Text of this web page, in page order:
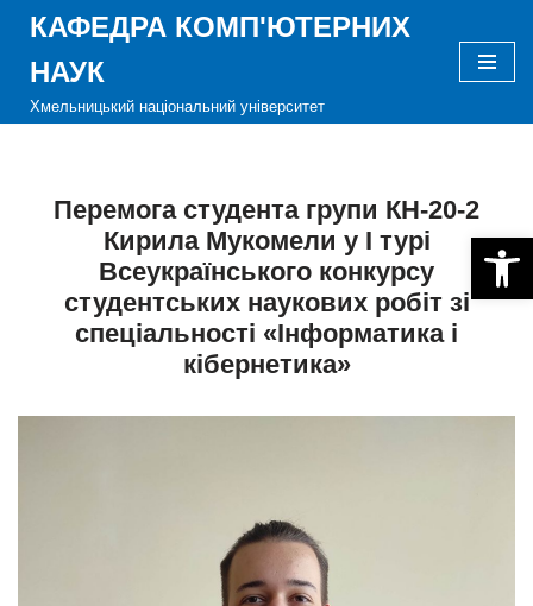
Перейти
вмісту
КАФЕДРА КОМП'ЮТЕРНИХ
НАУК
Хмельницький національний університет
Перемога студента групи КН-20-2
Кирила Мукомели у І турі
Всеукраїнського конкурсу
студентських наукових робіт зі
спеціальності «Інформатика і
кібернетика»